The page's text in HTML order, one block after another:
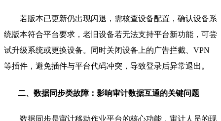
若版本已更新仍出现闪退，需核查设备配置，确认设备系
统版本符合平台要求，老旧设备若无法支持平台新功能，可尝
试升级系统或更换设备。同时关闭设备上的广告拦截、VPN
等插件，避免插件与平台代码冲突，导致登录后异常退出。
二、数据同步类故障：影响审计数据互通的关键问题
数据同步是审计移动作业平台的核心功能，审计人员的现